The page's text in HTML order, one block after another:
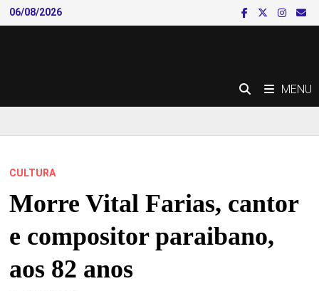
Skip
to
06/08/2026
MENU
CULTURA
Morre Vital Farias, cantor
e compositor paraibano,
aos 82 anos